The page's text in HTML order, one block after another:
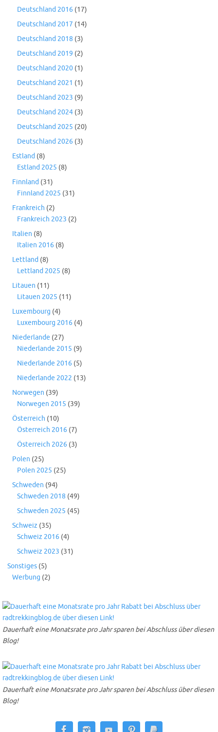
Deutschland 2016 (17)
Deutschland 2017 (14)
Deutschland 2018 (3)
Deutschland 2019 (2)
Deutschland 2020 (1)
Deutschland 2021 (1)
Deutschland 2023 (9)
Deutschland 2024 (3)
Deutschland 2025 (20)
Deutschland 2026 (3)
Estland (8)
Estland 2025 (8)
Finnland (31)
Finnland 2025 (31)
Frankreich (2)
Frankreich 2023 (2)
Italien (8)
Italien 2016 (8)
Lettland (8)
Lettland 2025 (8)
Litauen (11)
Litauen 2025 (11)
Luxembourg (4)
Luxembourg 2016 (4)
Niederlande (27)
Niederlande 2015 (9)
Niederlande 2016 (5)
Niederlande 2022 (13)
Norwegen (39)
Norwegen 2015 (39)
Österreich (10)
Österreich 2016 (7)
Österreich 2026 (3)
Polen (25)
Polen 2025 (25)
Schweden (94)
Schweden 2018 (49)
Schweden 2025 (45)
Schweiz (35)
Schweiz 2016 (4)
Schweiz 2023 (31)
Sonstiges (5)
Werbung (2)
Dauerhaft eine Monatsrate pro Jahr sparen bei Abschluss über diesen
Blog!
Dauerhaft eine Monatsrate pro Jahr sparen bei Abschluss über diesen
Blog!